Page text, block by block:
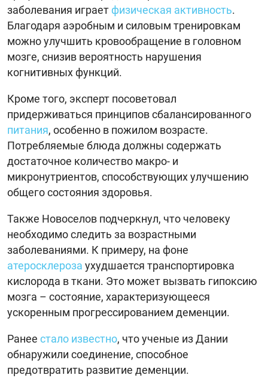
заболевания играет физическая активность.
Благодаря аэробным и силовым тренировкам
можно улучшить кровообращение в головном
мозге, снизив вероятность нарушения
когнитивных функций.
Кроме того, эксперт посоветовал
придерживаться принципов сбалансированного
питания, особенно в пожилом возрасте.
Потребляемые блюда должны содержать
достаточное количество макро- и
микронутриентов, способствующих улучшению
общего состояния здоровья.
Также Новоселов подчеркнул, что человеку
необходимо следить за возрастными
заболеваниями. К примеру, на фоне
атеросклероза ухудшается транспортировка
кислорода в ткани. Это может вызвать гипоксию
мозга – состояние, характеризующееся
ускоренным прогрессированием деменции.
Ранее стало известно, что ученые из Дании
обнаружили соединение, способное
предотвратить развитие деменции.